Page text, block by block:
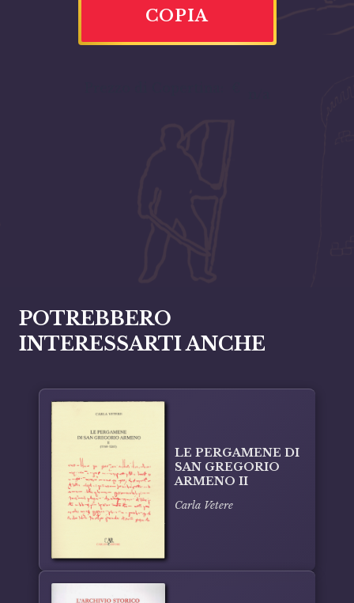
COPIA
POTREBBERO
INTERESSARTI ANCHE
LE PERGAMENE DI
SAN GREGORIO
ARMENO II
Carla Vetere